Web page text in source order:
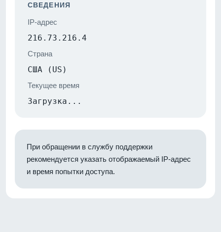
СВЕДЕНИЯ
IP-адрес
216.73.216.4
Страна
США (US)
Текущее время
Загрузка...
При обращении в службу поддержки
рекомендуется указать отображаемый IP-адрес
и время попытки доступа.